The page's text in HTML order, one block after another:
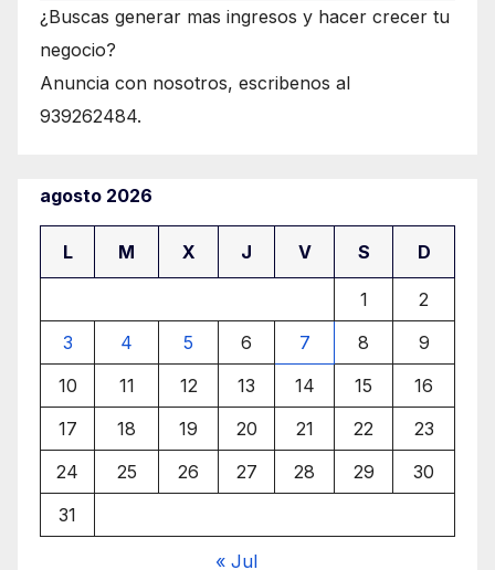
¿Buscas generar mas ingresos y hacer crecer tu
negocio?
Anuncia con nosotros, escribenos al
939262484.
agosto 2026
L M X J V S D
1
2
3
4 5 6 7 8
9
10
11 12 13 14 15
16
17
18 19 20 21 22
23
24
25 26 27 28 29
30
31
« Jul